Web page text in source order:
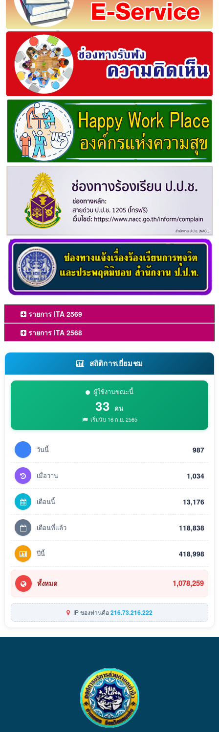
รายการ ITA 2569
รายการ ITA 2568
สถิติการเยี่ยมชม
ผู้ใช้งานขณะนี้
33 คน
เริ่มนับ 16 ก.ย. 2565
วันนี้ 987
เมื่อวาน 1,034
เดือนนี้ 13,176
เดือนที่แล้ว 118,838
ปีนี้ 418,998
ทั้งหมด 1,078,259
IP ของท่านคือ216.73.216.222